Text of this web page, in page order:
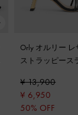
Orly オルリー レ
ストラッピース
ック
¥ 13,900
¥ 6,950
50% OFF